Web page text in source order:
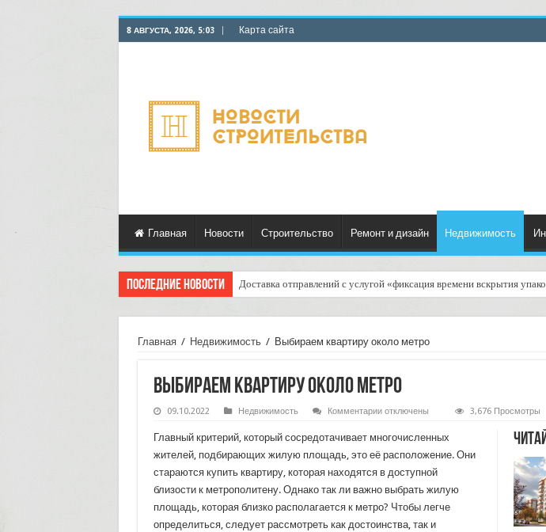
8 АВГУСТА, 2026, 5:03 Карта сайта
Главная Новости Строительство Ремонт и дизайн Недвижимость
Последние новости Доставка отправлений с услугой «фиксация времени вскрытия
Главная / Недвижимость / Выбираем квартиру около метро
Выбираем квартиру около метро
09.10.2022 Недвижимость Комментариик
квартиру
около
метро
отключены 3,676 Просмотры
Главный критерий, который сосредотачивает многочисленных
жителей, подбирающих жилую площадь, это её расположение. Они
стараются купить квартиру, которая находятся в доступной
близости к метрополитену. Однако так ли важно выбрать жилую
площадь, которая близко располагается к метро? Чтобы легче
определиться, следует рассмотреть как достоинства, так и